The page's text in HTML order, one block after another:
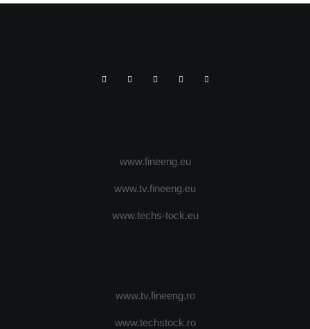
www.fineeng.eu
www.tv.fineeng.eu
www.techs-tock.eu
www.tv.fineeng.ro
www.techstock.ro